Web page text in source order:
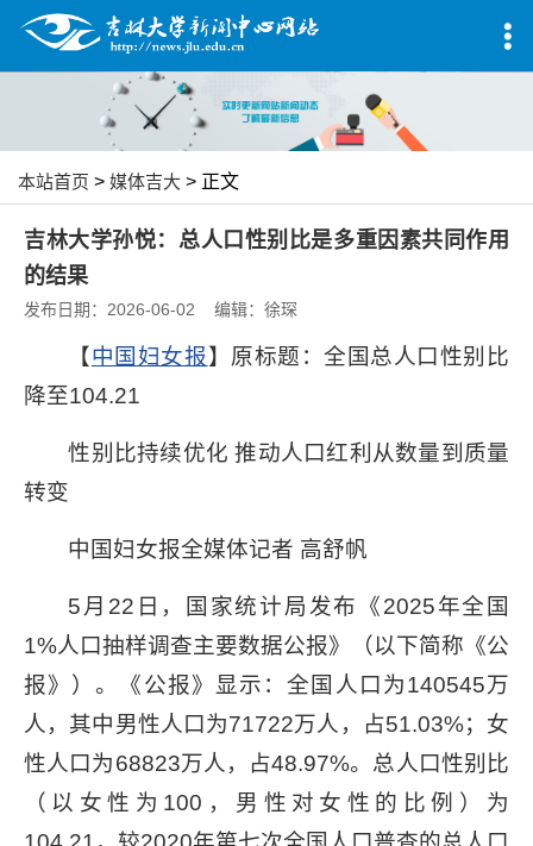
本站首页 > 媒体吉大 > 正文
吉林大学孙悦：总人口性别比是多重因素共同作用
的结果
发布日期：2026-06-02 编辑：徐琛
【中国妇女报】原标题：全国总人口性别比
降至104.21
性别比持续优化 推动人口红利从数量到质量
转变
中国妇女报全媒体记者 高舒帆
5月22日，国家统计局发布《2025年全国
1%人口抽样调查主要数据公报》（以下简称《公
报》）。《公报》显示：全国人口为140545万
人，其中男性人口为71722万人，占51.03%；女
性人口为68823万人，占48.97%。总人口性别比
（以女性为100，男性对女性的比例）为